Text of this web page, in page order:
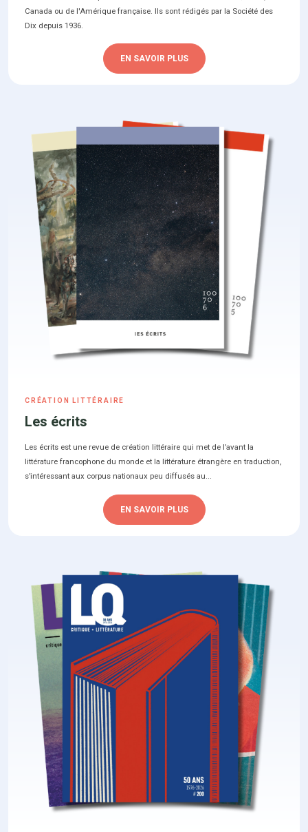
Canada ou de l'Amérique française. Ils sont rédigés par la Société des
Dix depuis 1936.
EN SAVOIR PLUS
CRÉATION LITTÉRAIRE
Les écrits
Les écrits est une revue de création littéraire qui met de l’avant la
littérature francophone du monde et la littérature étrangère en traduction,
s’intéressant aux corpus nationaux peu diffusés au...
EN SAVOIR PLUS